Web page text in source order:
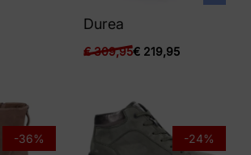
Durea
€309,95€219,95
-36% -24%